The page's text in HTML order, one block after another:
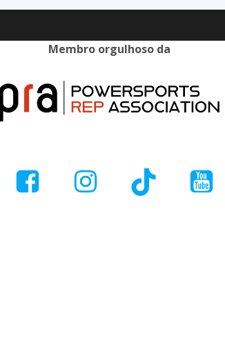
Membro orgulhoso da